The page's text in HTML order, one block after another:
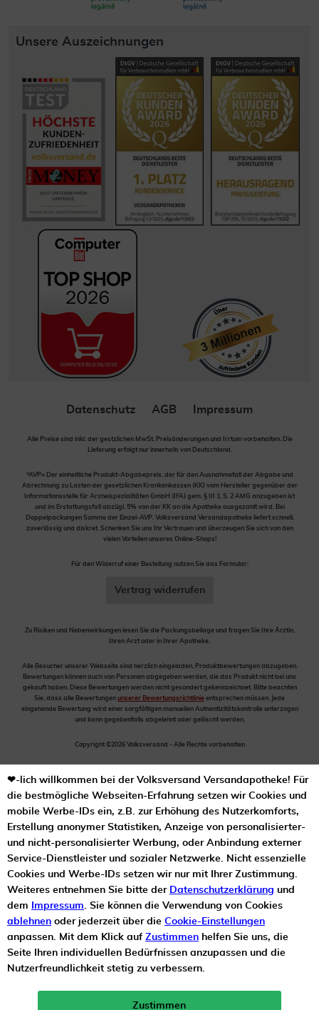
Unsere Auszeichnungen
Datenschutz AGB Impressum
Alle Preise sind inkl. der gestzlichen MwSt. Preisänderungen und Irrtum vorbehalten. Die
Lieferung erfolgt nur innerhalb von Deutschland.
*AVP= Der einheitliche Produkt-Abgabepreis, der für den Ausnahmefall der Abgabe und
Abrechnung zu Lasten der gesetzlichen Krankenkassen (KK) vom Hersteller gegenüber der
Informationsstelle für Arzneispezialitäten GmbH (IFA) gem. § III 1, S. 2 AMG anzugeben ist
und im Erstattungsfall abzügl. 5% von der KK an die Apotheke ausgezahlt wird. Bei
Doppelpackungen Summe der Einzel-AVP. Volksversand Versandapotheke liefert schnell,
zuverlässig und diskret. Schenken Sie uns Ihr Vertrauen und überzeugen Sie sich von den
vielen Vorteilen unseres Online-Shops!
Für den Widerruf einer Bestellung nutzen Sie das Formular:
Vertrag widerrufen
Zu Risiken und Nebenwirkungen lesen Sie die Packungsbeilage und fragen Sie Ihre Ärztin,
Ihren Arzt oder in Ihrer Apotheke.
Alle Besucher unserer Webseite sind herzlich eingeladen, Produktbewertungen abzugeben.
Bewertungen können auch von Personen abgegeben werden, die das Produkt nicht bei uns
gekauft haben. Diese Bewertungen werden nicht gesondert gekennzeichnet. Bitte beachten
Sie, dass alle Bewertungen unserer Bewertungsrichtlinie entsprechen müssen. Jede
eingehende Bewertung wird einer sorgfältigen manuellen Authentizitätskontrolle unterzogen
und kann gegebenfalls abgelehnt oder gelöscht werden.
Copyright ©2026 Volksversand - Alle Rechte vorbehalten
❤-lich willkommen bei der Volksversand Versandapotheke! Für
die bestmögliche Webseiten-Erfahrung setzen wir Cookies und
mobile Werbe-IDs ein, z.B. zur Erhöhung des Nutzerkomforts,
Erstellung anonymer Statistiken, Anzeige von personalisierter-
und nicht-personalisierter Werbung, oder Anbindung externer
Service-Dienstleister und sozialer Netzwerke. Nicht essenzielle
Cookies und Werbe-IDs setzen wir nur mit Ihrer Zustimmung.
Weiteres entnehmen Sie bitte der Datenschutzerklärung und
dem
Impressum. Sie können die Verwendung von Cookies
ablehnen oder jederzeit über die Cookie-Einstellungen
anpassen. Mit dem Klick auf Zustimmen helfen Sie uns, die
Seite Ihren individuellen Bedürfnissen anzupassen und die
Nutzerfreundlichkeit stetig zu verbessern.
Zustimmen